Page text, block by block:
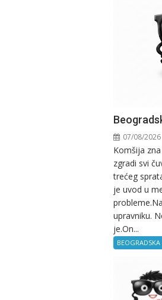
07/08/2026
Komšija
zgradi svi
trećeg
je uvod u
upravniku.
je.On...
BEOGRADSKA